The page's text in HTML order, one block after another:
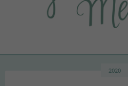
2020